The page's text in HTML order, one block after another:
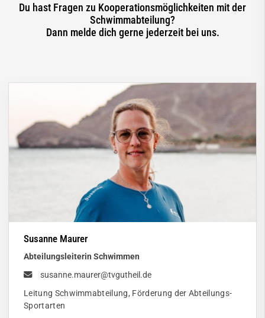
Du hast Fragen zu Kooperationsmöglichkeiten mit der
Schwimmabteilung?
Dann melde dich gerne jederzeit bei uns.
Susanne Maurer
Abteilungsleiterin Schwimmen
susanne.maurer@tvgutheil.de
Leitung Schwimmabteilung, Förderung der Abteilungs-
Sportarten